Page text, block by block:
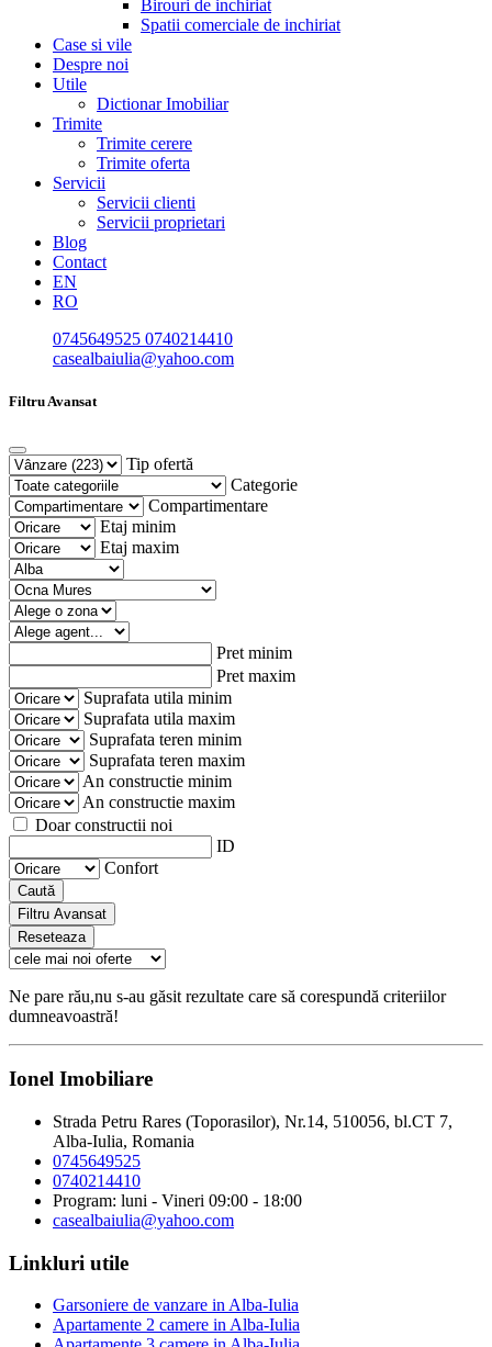
Birouri de inchiriat
Spatii comerciale de inchiriat
Case si vile
Despre noi
Utile
Dictionar Imobiliar
Trimite
Trimite cerere
Trimite oferta
Servicii
Servicii clienti
Servicii proprietari
Blog
Contact
EN
RO
0745649525 0740214410
casealbaiulia@yahoo.com
Filtru Avansat
Tip ofertă
Categorie
Compartimentare
Etaj minim
Etaj maxim
Pret minim
Pret maxim
Suprafata utila minim
Suprafata utila maxim
Suprafata teren minim
Suprafata teren maxim
An constructie minim
An constructie maxim
Doar constructii noi
ID
Confort
Caută
Filtru Avansat
Reseteaza
Ne pare rău,nu s-au găsit rezultate care să corespundă criteriilor
dumneavoastră!
Ionel Imobiliare
Strada Petru Rares (Toporasilor), Nr.14, 510056, bl.CT 7,
Alba-Iulia, Romania
0745649525
0740214410
Program: luni - Vineri 09:00 - 18:00
casealbaiulia@yahoo.com
Linkluri utile
Garsoniere de vanzare in Alba-Iulia
Apartamente 2 camere in Alba-Iulia